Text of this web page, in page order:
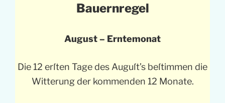
Bauernregel
August – Erntemonat
Die 12 erſten Tage des Auguſt’s beſtimmen die
Witterung der kommenden 12 Monate.